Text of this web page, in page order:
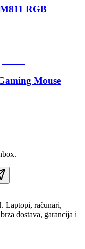
RGB
Mouse
Laptopi, računari,
dostava, garancija i